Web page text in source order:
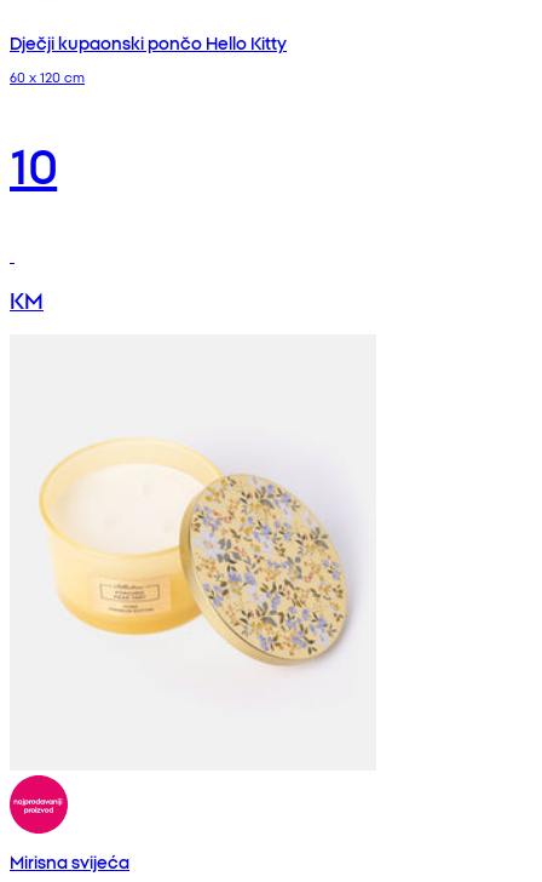
Dječji kupaonski pončo Hello Kitty
60 x 120 cm
10
KM
Mirisna svijeća